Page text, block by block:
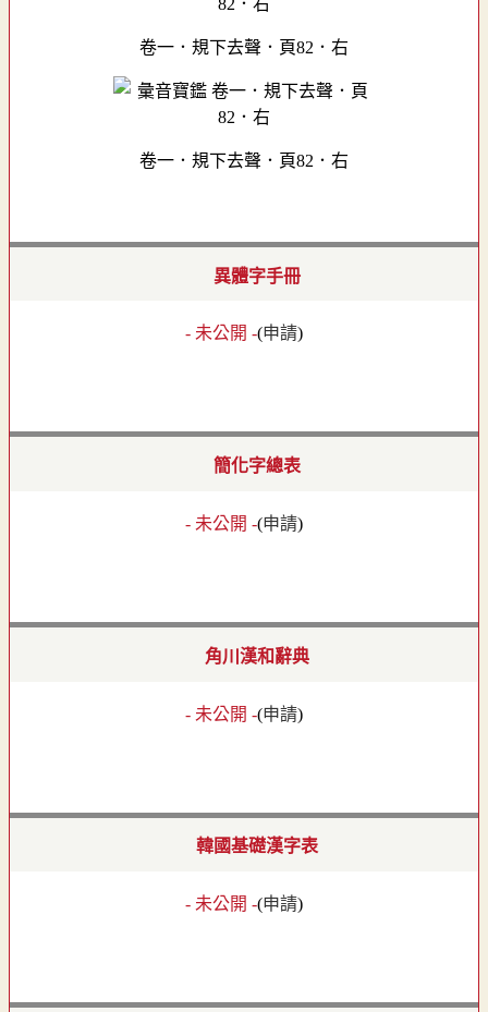
卷一．規下去聲．頁82．右
卷一．規下去聲．頁82．右
異體字手冊
- 未公開 -(申請)
簡化字總表
- 未公開 -(申請)
角川漢和辭典
- 未公開 -(申請)
韓國基礎漢字表
- 未公開 -(申請)